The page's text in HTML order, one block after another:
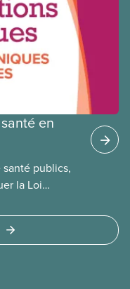
en
publics,
la Loi
aux
pas de